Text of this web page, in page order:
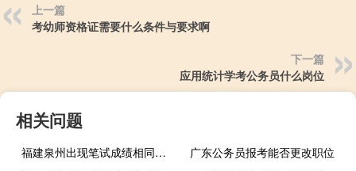
上一篇
考幼师资格证需要什么条件与要求啊
下一篇
应用统计学考公务员什么岗位
相关问题
福建泉州出现笔试成绩相同该怎么办
广东公务员报考能否更改职位